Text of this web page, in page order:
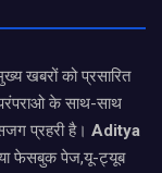
खबरों को प्रसारित
के साथ-साथ
प्रहरी है। Aditya
फेसबुक पेज,यू-ट्यूब